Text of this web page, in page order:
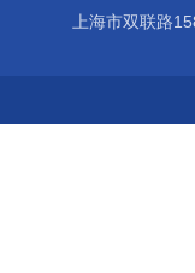
上海市双联路